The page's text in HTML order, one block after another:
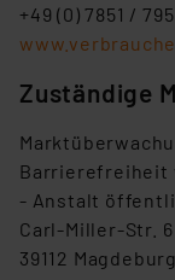
+49 (0) 7851 /
Zuständige
Barrierefreiheit
- Anstalt
Carl-Miller-Str. 6
39112 Magdeburg